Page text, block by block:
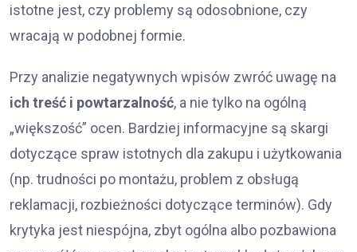
istotne jest, czy problemy są odosobnione, czy
wracają w podobnej formie.
Przy analizie negatywnych wpisów zwróć uwagę na
ich treść i powtarzalność, a nie tylko na ogólną
„większość” ocen. Bardziej informacyjne są skargi
dotyczące spraw istotnych dla zakupu i użytkowania
(np. trudności po montażu, problem z obsługą
reklamacji, rozbieżności dotyczące terminów). Gdy
krytyka jest niespójna, zbyt ogólna albo pozbawiona